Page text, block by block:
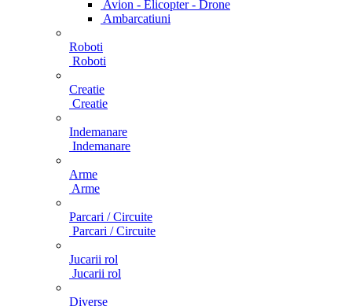
Avion - Elicopter - Drone
Ambarcatiuni
Roboti
Roboti
Creatie
Creatie
Indemanare
Indemanare
Arme
Arme
Parcari / Circuite
Parcari / Circuite
Jucarii rol
Jucarii rol
Diverse